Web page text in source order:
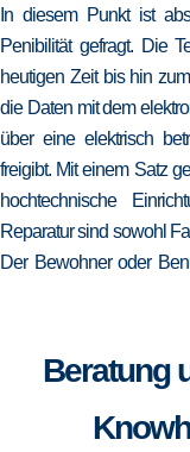
In diesem Punkt ist
Penibilität gefragt. Die
heutigen Zeit bis hin
die Daten mit dem
über eine elektrisch
freigibt. Mit einem Satz
hochtechnische
Reparatur sind sowohl
Der Bewohner oder
Beratung